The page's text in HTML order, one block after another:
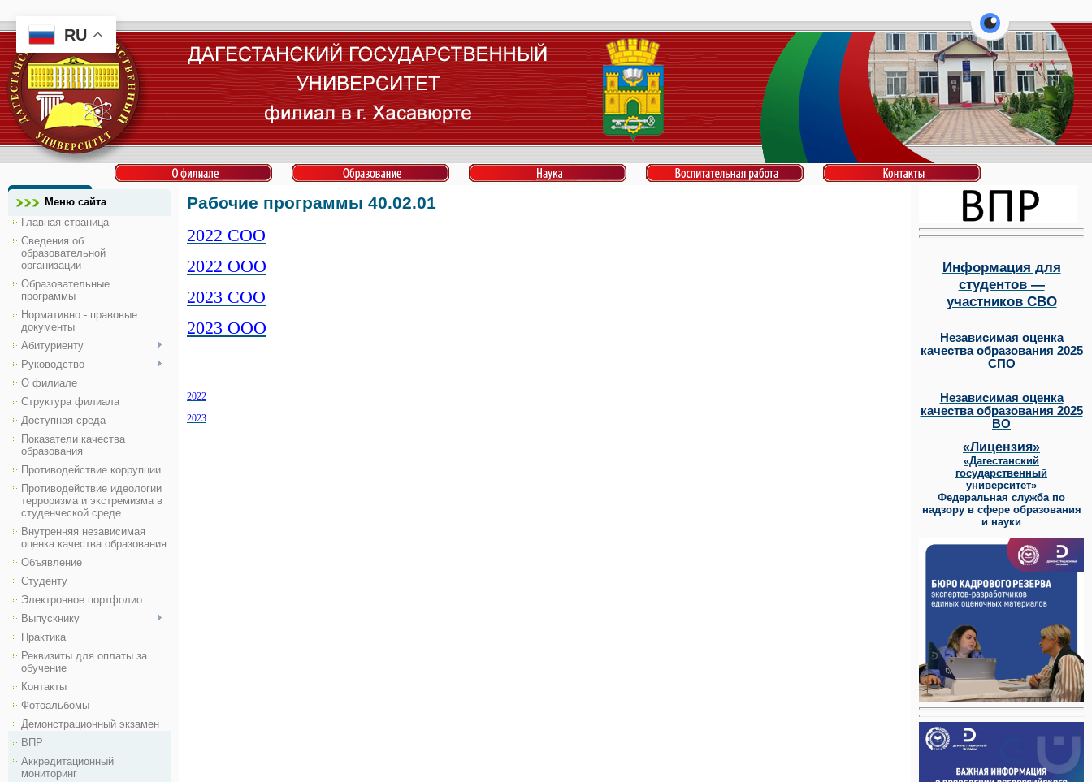
перейти на
Меню сайта
Главная страница
Сведения об
образовательной
организации
Образовательные
программы
Нормативно - правовые
документы
Абитуриенту
Руководство
О филиале
Структура филиала
Доступная среда
Показатели качества
образования
Противодействие коррупции
Противодействие идеологии
терроризма и экстремизма в
студенческой среде
Внутренняя независимая
оценка качества образования
Объявление
Студенту
Электронное портфолио
Выпускнику
Практика
Реквизиты для оплаты за
обучение
Контакты
Фотоальбомы
Демонстрационный экзамен
ВПР
Аккредитационный
мониторинг
RU
Рабочие программы 40.02.01
2022 СОО
2022 ООО
2023 СОО
2023 ООО
2022
2023
Информация для
студентов —
участников СВО
Независимая оценка
качества образования 2025
СПО
Независимая оценка
качества образования 2025
ВО
«Лицензия»
«Дагестанский
государственный
университет»
Федеральная служба по
надзору в сфере образования
и науки